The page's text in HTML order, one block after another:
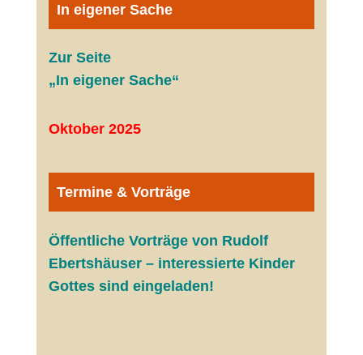
In eigener Sache
Zur Seite
„In eigener Sache“
Oktober 2025
Termine & Vorträge
Öffentliche Vorträge von Rudolf
Ebertshäuser – interessierte Kinder
Gottes sind eingeladen!